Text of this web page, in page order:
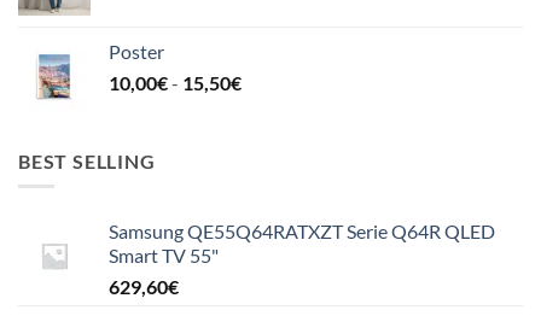
10,00€
Poster
10,00€- 15,50€Fascia
15,50€
BEST SELLING
Samsung QE55Q64RATXZT Serie Q64R QLED
Smart TV 55"
629,60€